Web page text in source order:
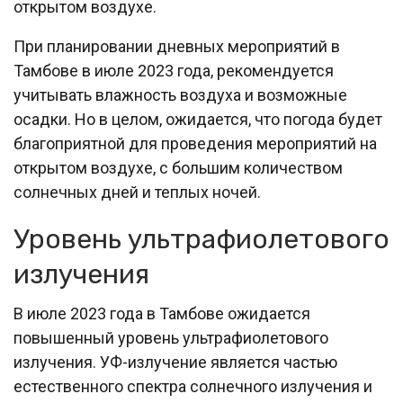
открытом воздухе.
При планировании дневных мероприятий в
Тамбове в июле 2023 года, рекомендуется
учитывать влажность воздуха и возможные
осадки. Но в целом, ожидается, что погода будет
благоприятной для проведения мероприятий на
открытом воздухе, с большим количеством
солнечных дней и теплых ночей.
Уровень ультрафиолетового
излучения
В июле 2023 года в Тамбове ожидается
повышенный уровень ультрафиолетового
излучения. УФ-излучение является частью
естественного спектра солнечного излучения и